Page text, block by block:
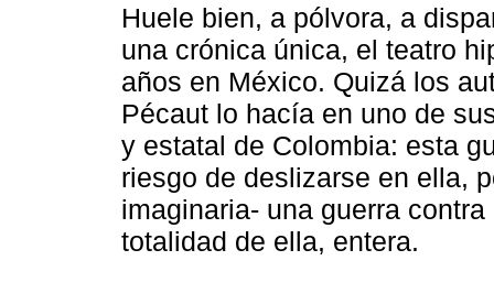
Huele bien, a pólvora, a
una crónica única, el teatro
años en México. Quizá los
Pécaut lo hacía en uno de
y estatal de Colombia: esta
riesgo de deslizarse en ella,
imaginaria- una guerra
totalidad de ella, entera.